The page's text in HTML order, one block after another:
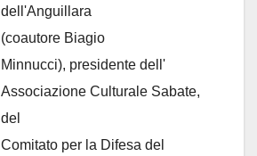
dell'Anguillara
(coautore Biagio
Minnucci), presidente dell'
Associazione Culturale Sabate,
del
Comitato per la Difesa del